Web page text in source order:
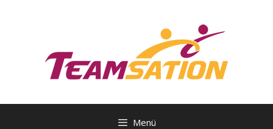
Menü